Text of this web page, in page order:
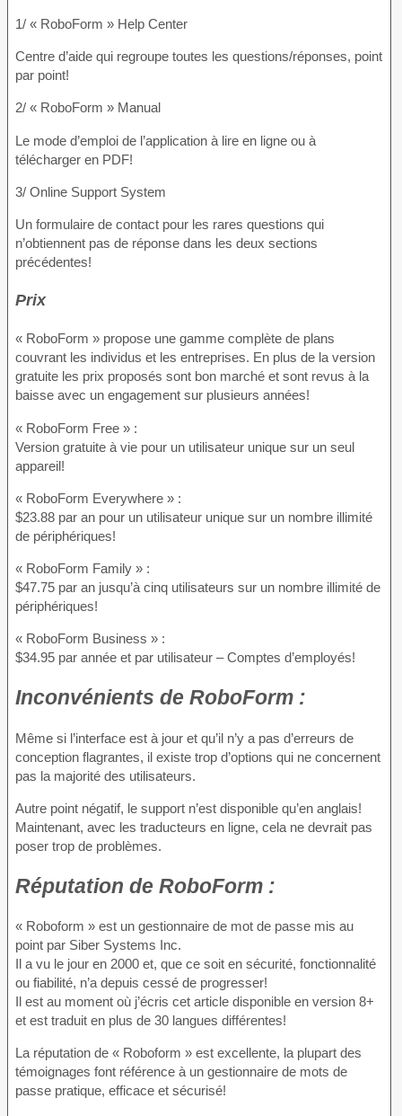
1/ « RoboForm » Help Center
Centre d’aide qui regroupe toutes les questions/réponses, point
par point!
2/ « RoboForm » Manual
Le mode d’emploi de l’application à lire en ligne ou à
télécharger en PDF!
3/ Online Support System
Un formulaire de contact pour les rares questions qui
n’obtiennent pas de réponse dans les deux sections
précédentes!
Prix
« RoboForm » propose une gamme complète de plans
couvrant les individus et les entreprises. En plus de la version
gratuite les prix proposés sont bon marché et sont revus à la
baisse avec un engagement sur plusieurs années!
« RoboForm Free » :
Version gratuite à vie pour un utilisateur unique sur un seul
appareil!
« RoboForm Everywhere » :
$23.88 par an pour un utilisateur unique sur un nombre illimité
de périphériques!
« RoboForm Family » :
$47.75 par an jusqu’à cinq utilisateurs sur un nombre illimité de
périphériques!
« RoboForm Business » :
$34.95 par année et par utilisateur – Comptes d’employés!
Inconvénients de RoboForm :
Même si l’interface est à jour et qu’il n’y a pas d’erreurs de
conception flagrantes, il existe trop d’options qui ne concernent
pas la majorité des utilisateurs.
Autre point négatif, le support n’est disponible qu’en anglais!
Maintenant, avec les traducteurs en ligne, cela ne devrait pas
poser trop de problèmes.
Réputation de RoboForm :
« Roboform » est un gestionnaire de mot de passe mis au
point par Siber Systems Inc.
Il a vu le jour en 2000 et, que ce soit en sécurité, fonctionnalité
ou fiabilité, n’a depuis cessé de progresser!
Il est au moment où j’écris cet article disponible en version 8+
et est traduit en plus de 30 langues différentes!
La réputation de « Roboform » est excellente, la plupart des
témoignages font référence à un gestionnaire de mots de
passe pratique, efficace et sécurisé!